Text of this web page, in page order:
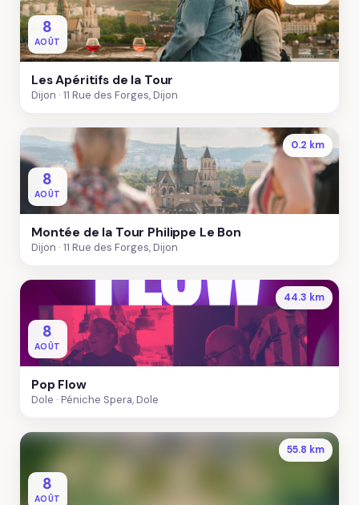
8
AOÛT
Les Apéritifs de la Tour
Dijon 11 Rue des Forges, Dijon
0.2 km
8
AOÛT
Montée de la Tour Philippe Le Bon
Dijon 11 Rue des Forges, Dijon
44.3 km
8
AOÛT
Pop Flow
Dole Péniche Spera, Dole
55.8 km
8
AOÛT